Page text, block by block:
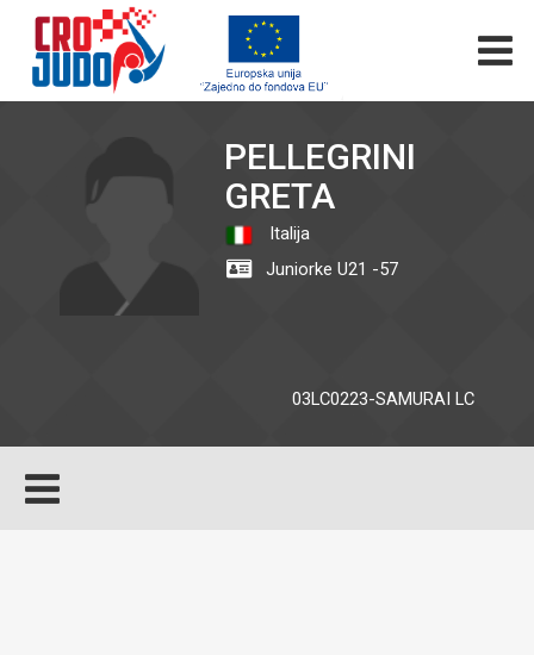
PELLEGRINI
GRETA
Italija
Juniorke U21 -57
03LC0223-SAMURAI LC